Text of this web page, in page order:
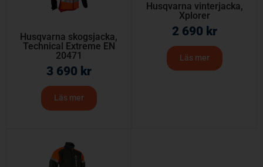
Husqvarna skogsjacka,
Technical Extreme EN
20471
3 690 kr
Läs mer
Husqvarna vinterjacka,
Xplorer
2 690 kr
Läs mer